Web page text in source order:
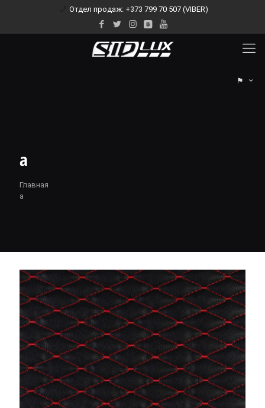
Отдел продаж: +373 799 70 507 (VIBER)
⚑
a
Главная
a